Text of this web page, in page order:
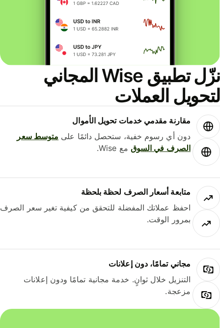
نزّل تطبيق Wise المجاني
لتحويل العملات
مقارنة مقدمي خدمات تحويل الأموال
دون أي رسوم خفية، ستحصل دائمًا على متوسط ​​سعر
الصرف في السوق مع Wise.
متابعة أسعار الصرف لحظة بلحظة
احفظ عملاتك المفضلة للتحقق من كيفية تغير سعر الصرف
بمرور الوقت.
مجاني تمامًا، دون إعلانات
التنزيل خلال ثوانٍ. خدمة مجانية تمامًا ودون إعلانات
مزعجة.